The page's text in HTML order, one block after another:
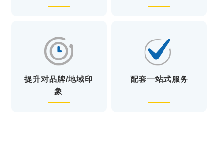
提升对品牌/地域印
象
配套一站式服务